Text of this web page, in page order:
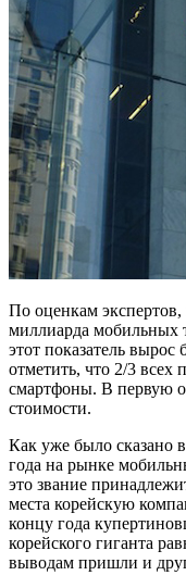
По оценкам
миллиарда мобильных
этот показатель
отметить, что 2/3 всех
смартфоны. В первую
стоимости.
Как уже было сказано
года на рынке
это звание
места корейскую
концу года
корейского гиганта
выводам пришли и